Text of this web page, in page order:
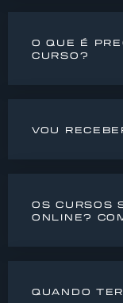
O QUE É
CURSO?
VOU
OS CURSOS
ONLINE?
QUANDO